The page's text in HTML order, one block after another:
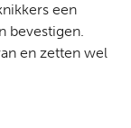
een
bevestigen.
en zetten wel